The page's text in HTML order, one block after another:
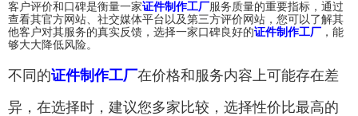
客户评价和口碑是衡量一家证件制作工厂服务质量的重要指标，通过
查看其官方网站、社交媒体平台以及第三方评价网站，您可以了解其
他客户对其服务的真实反馈，选择一家口碑良好的证件制作工厂 ，能
够大大降低风险。
不同的证件制作工厂在价格和服务内容上可能存在差
异，在选择时，建议您多家比较，选择性价比最高的